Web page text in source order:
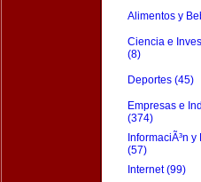
Alimentos y
Ciencia e
(8)
Deportes (45)
Empresas e
(374)
InformaciÃ³n
(57)
Internet (99)